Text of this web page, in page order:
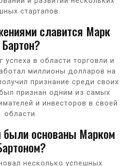
стартапов.
славится Марк
Бартон?
успеха в области торговли и
миллионы долларов на
признание среди своих
признан одним из самых
и инвесторов в своей
области.
были основаны Марком
несколько успешных